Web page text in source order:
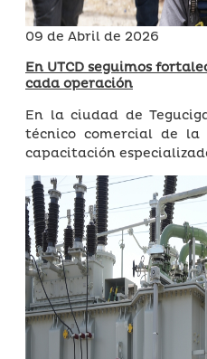
09 de Abril de 2026
En UTCD seguimos
cada operación
En la ciudad de
técnico comercial de la
capacitación